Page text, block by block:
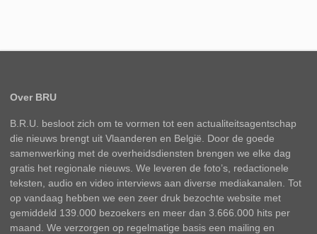
Over BRU
B.R.U. besloot zich om te vormen tot een actualiteitsagentschap
die nieuws brengt uit Vlaanderen en België. Door de goede
samenwerking met de overheidsdiensten brengen we elke dag
gratis het regionale nieuws. We leveren de foto’s, redactionele
teksten, audio en video interviews aan diverse mediakanalen. Tot
op vandaag hebben we een zeer druk bezochte website met
gemiddeld 139.000 bezoekers en meer dan 3.666.000 hits per
maand. We verzorgen op regelmatige basis een mailing en